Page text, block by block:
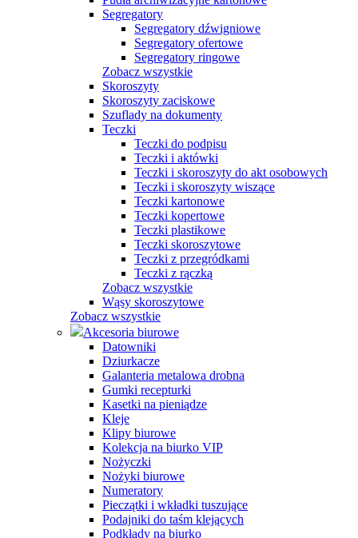
Segregatory
Segregatory dźwigniowe
Segregatory ofertowe
Segregatory ringowe
Zobacz wszystkie
Skoroszyty
Skoroszyty zaciskowe
Szuflady na dokumenty
Teczki
Teczki do podpisu
Teczki i aktówki
Teczki i skoroszyty do akt osobowych
Teczki i skoroszyty wiszące
Teczki kartonowe
Teczki kopertowe
Teczki plastikowe
Teczki skoroszytowe
Teczki z przegródkami
Teczki z rączką
Zobacz wszystkie
Wąsy skoroszytowe
Zobacz wszystkie
Akcesoria biurowe
Datowniki
Dziurkacze
Galanteria metalowa drobna
Gumki recepturki
Kasetki na pieniądze
Kleje
Klipy biurowe
Kolekcja na biurko VIP
Nożyczki
Nożyki biurowe
Numeratory
Pieczątki i wkładki tuszujące
Podajniki do taśm klejących
Podkłady na biurko